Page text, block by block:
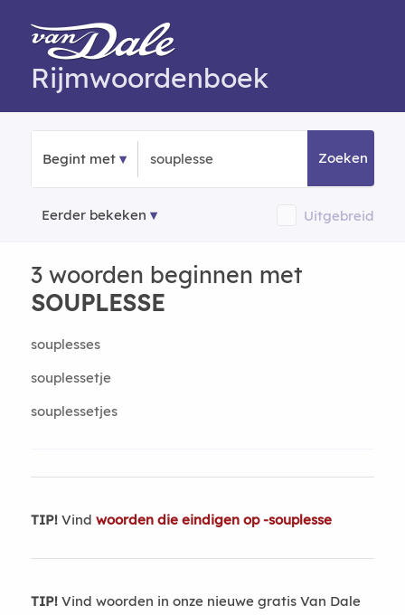
Rijmwoordenboek
Begint met Zoeken
Eerder bekeken Uitgebreid
3 woorden beginnen met
SOUPLESSE
souplesses
souplessetje
souplessetjes
TIP!Vind woorden die eindigen op -souplesse
TIP!Vind woorden in onze nieuwe gratis Van Dale